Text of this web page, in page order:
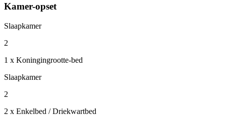
Kamer-opset
Slaapkamer
2
1 x Koningingrootte-bed
Slaapkamer
2
2 x Enkelbed / Driekwartbed